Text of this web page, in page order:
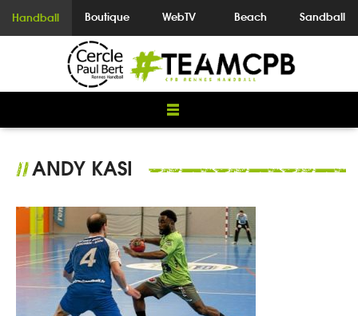
Handball Boutique WebTV Beach Sandball
//ANDY KASI